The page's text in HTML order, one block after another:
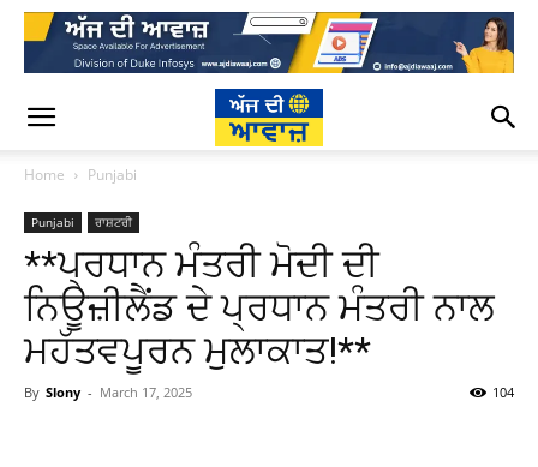
Home Punjabi
Punjabi ਰਾਸ਼ਟਰੀ
**ਪ੍ਰਧਾਨ ਮੰਤਰੀ ਮੋਦੀ ਦੀ
ਨਿਊਜ਼ੀਲੈਂਡ ਦੇ ਪ੍ਰਧਾਨ ਮੰਤਰੀ ਨਾਲ
ਮਹੱਤਵਪੂਰਨ ਮੁਲਾਕਾਤ!**
By Slony - March 17, 2025 104